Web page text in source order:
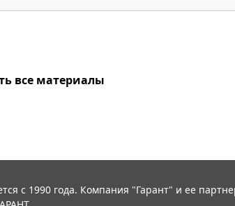
все материалы
с 1990 года. Компания "Гарант" и ее